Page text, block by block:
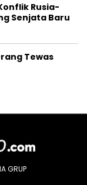
Rusia-
Senjata Baru
Tewas
GRUP